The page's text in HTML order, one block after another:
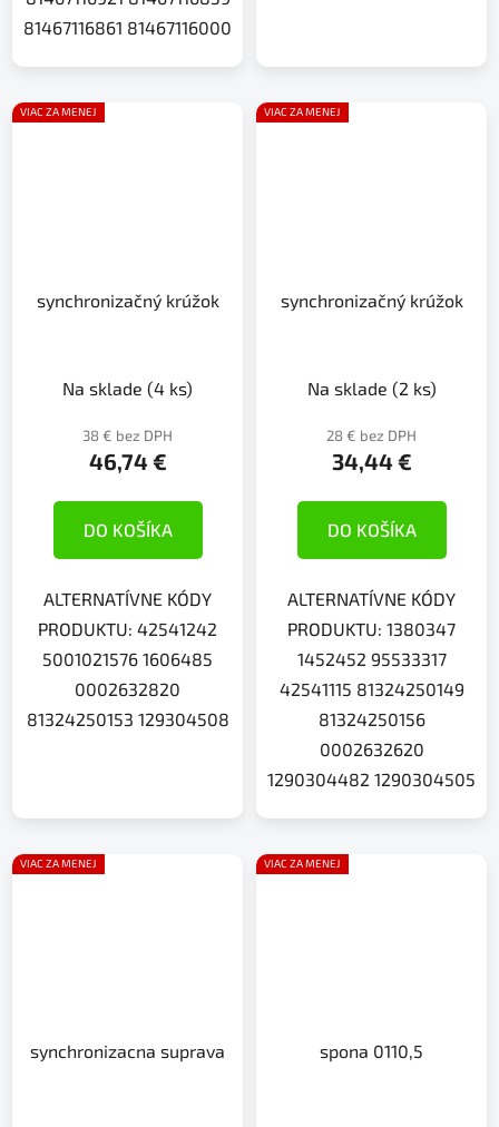
81467116861 81467116000
VIAC ZA MENEJ
synchronizačný krúžok
Na sklade (4 ks)
38 € bez DPH
46,74 €
DO KOŠÍKA
ALTERNATÍVNE KÓDY
PRODUKTU: 42541242
5001021576 1606485
0002632820
81324250153 129304508
VIAC ZA MENEJ
synchronizačný krúžok
Na sklade (2 ks)
28 € bez DPH
34,44 €
DO KOŠÍKA
ALTERNATÍVNE KÓDY
PRODUKTU: 1380347
1452452 95533317
42541115 81324250149
81324250156
0002632620
1290304482 1290304505
VIAC ZA MENEJ
synchronizacna suprava
VIAC ZA MENEJ
spona 0110,5